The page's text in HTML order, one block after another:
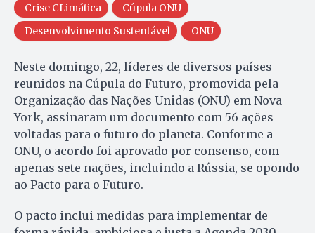
Crise CLimática
Cúpula ONU
Desenvolvimento Sustentável
ONU
Neste domingo, 22, líderes de diversos países
reunidos na Cúpula do Futuro, promovida pela
Organização das Nações Unidas (ONU) em Nova
York, assinaram um documento com 56 ações
voltadas para o futuro do planeta. Conforme a
ONU, o acordo foi aprovado por consenso, com
apenas sete nações, incluindo a Rússia, se opondo
ao Pacto para o Futuro.
O pacto inclui medidas para implementar de